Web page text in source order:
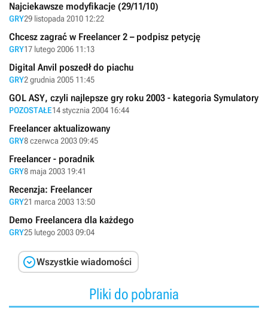
Najciekawsze modyfikacje (29/11/10)
GRY29 listopada 2010 12:22
Chcesz zagrać w Freelancer 2 – podpisz petycję
GRY17 lutego 2006 11:13
Digital Anvil poszedł do piachu
GRY2 grudnia 2005 11:45
GOL ASY, czyli najlepsze gry roku 2003 - kategoria Symulatory
POZOSTAŁE14 stycznia 2004 16:44
Freelancer aktualizowany
GRY8 czerwca 2003 09:45
Freelancer - poradnik
GRY8 maja 2003 19:41
Recenzja: Freelancer
GRY21 marca 2003 13:50
Demo Freelancera dla każdego
GRY25 lutego 2003 09:04
Wszystkie wiadomości
Pliki do pobrania